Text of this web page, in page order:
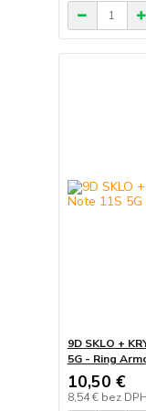
9D SKLO +
5G - Ring
10,50 €
8,54 € bez DPH